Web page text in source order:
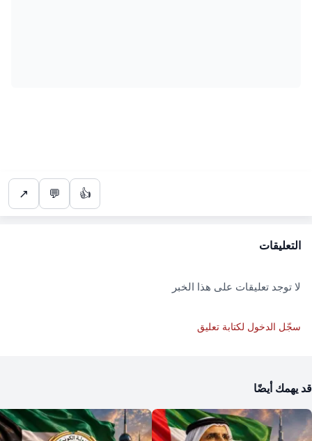
👍
💬
↗
التعليقات
لا توجد تعليقات على هذا الخبر
سجّل الدخول لكتابة تعليق
قد يهمك أيضًا